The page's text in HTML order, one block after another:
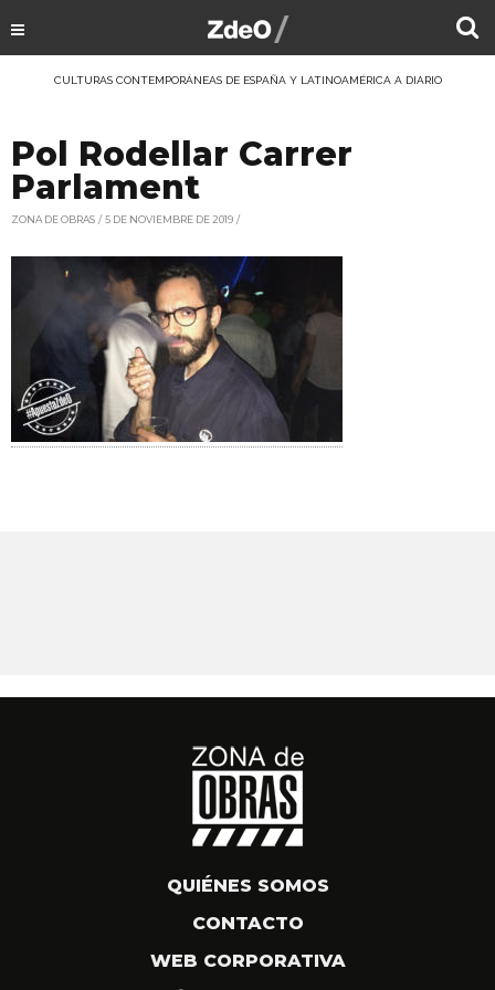
CULTURAS CONTEMPORÁNEAS DE ESPAÑA Y LATINOAMÉRICA A DIARIO
Pol Rodellar Carrer
Parlament
ZONA DE OBRAS 5 DE NOVIEMBRE DE 2019
QUIÉNES SOMOS
CONTACTO
WEB CORPORATIVA